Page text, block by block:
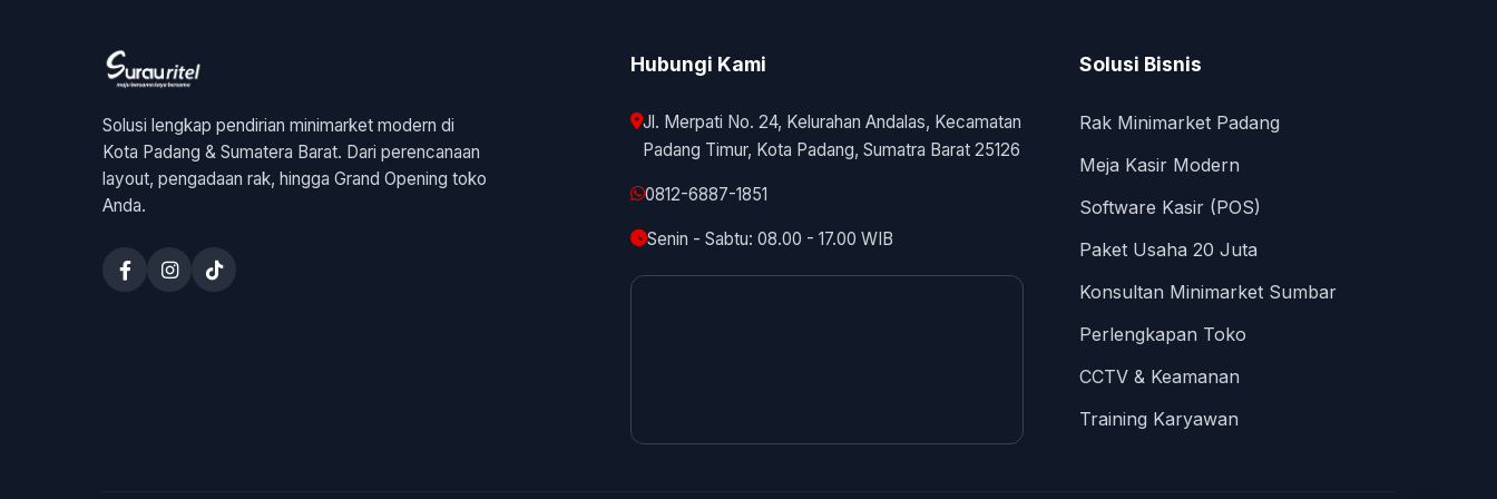
Solusi lengkap pendirian minimarket modern di
Kota Padang & Sumatera Barat. Dari perencanaan
layout, pengadaan rak, hingga Grand Opening toko
Anda.
Hubungi Kami
Jl. Merpati No. 24, Kelurahan Andalas, Kecamatan
Padang Timur, Kota Padang, Sumatra Barat 25126
0812-6887-1851
Senin - Sabtu: 08.00 - 17.00 WIB
Solusi Bisnis
Rak Minimarket Padang
Meja Kasir Modern
Software Kasir (POS)
Paket Usaha 20 Juta
Konsultan Minimarket Sumbar
Perlengkapan Toko
CCTV & Keamanan
Training Karyawan